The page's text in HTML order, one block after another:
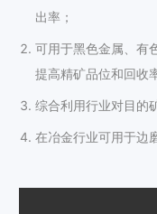
出率；
可用于黑色金属、有
提高精矿品位和回收
综合利用行业对目的
在冶金行业可用于边